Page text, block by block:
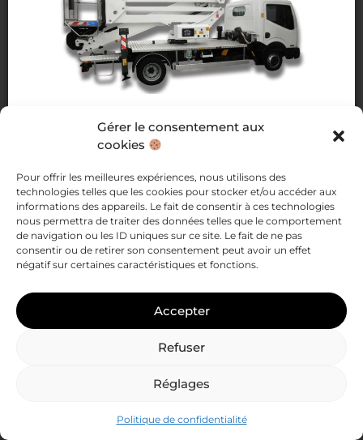
Gérer le consentement aux
cookies
Pour offrir les meilleures expériences, nous utilisons des
technologies telles que les cookies pour stocker et/ou accéder aux
informations des appareils. Le fait de consentir à ces technologies
nous permettra de traiter des données telles que le comportement
de navigation ou les ID uniques sur ce site. Le fait de ne pas
consentir ou de retirer son consentement peut avoir un effet
négatif sur certaines caractéristiques et fonctions.
Accepter
Refuser
Réglages
Politique de confidentialité
Nacelles articulées
de 14 à 25 mètres
Voir les nacelles articulées